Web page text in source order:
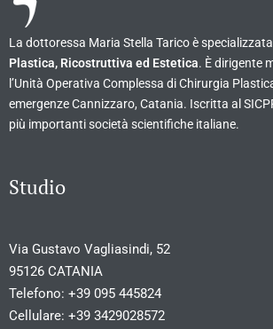
La dottoressa Maria Stella Tarico è
Plastica, Ricostruttiva ed Estetica. È dirigente
l’Unità Operativa Complessa di Chirurgia
emergenze Cannizzaro, Catania. Iscritta al
più importanti società scientifiche italiane.
Studio
Via Gustavo Vagliasindi, 52
95126 CATANIA
Telefono: +39 095 445824
Cellulare: +39 3429028572